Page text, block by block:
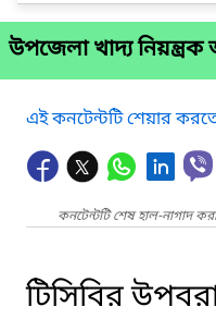
উপজেলা খাদ্য
এই কনটেন্টটি শেয়ার
কনটেন্টটি শেষ হাল-নাগাদ
টিসিবির